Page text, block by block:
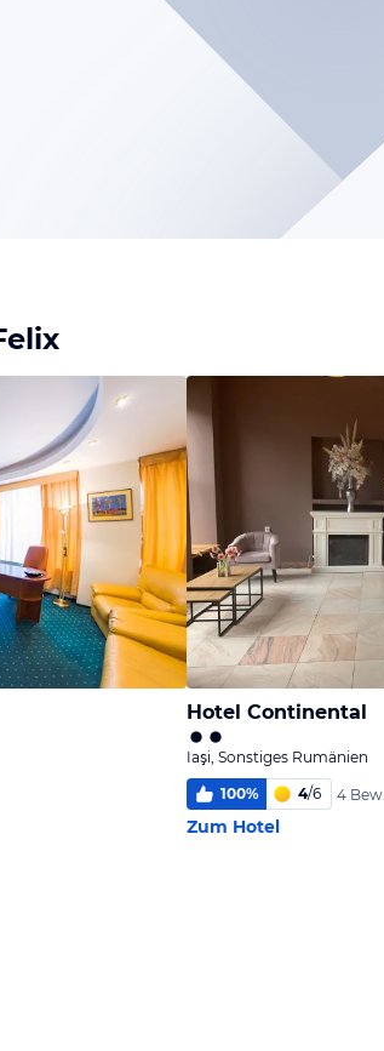
Hotel Continental
Iaşi, Sonstiges Rumänien
100% 4/6 4 Bew.
Zum Hotel